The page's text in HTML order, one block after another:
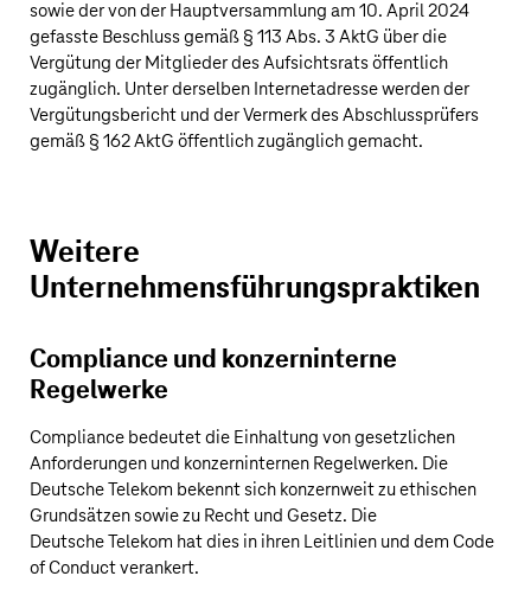
sowie der von der Hauptversammlung am 10. April 2024
gefasste Beschluss gemäß § 113 Abs. 3 AktG über die
Vergütung der Mitglieder des Aufsichtsrats öffentlich
zugänglich. Unter derselben Internetadresse werden der
Vergütungsbericht und der Vermerk des Abschlussprüfers
gemäß § 162 AktG öffentlich zugänglich gemacht.
Weitere
Unternehmensführungspraktiken
Compliance und konzerninterne
Regelwerke
Compliance bedeutet die Einhaltung von gesetzlichen
Anforderungen und konzerninternen Regelwerken. Die
Deutsche Telekom bekennt sich konzernweit zu ethischen
Grundsätzen sowie zu Recht und Gesetz. Die
Deutsche Telekom hat dies in ihren Leitlinien und dem Code
of Conduct verankert.